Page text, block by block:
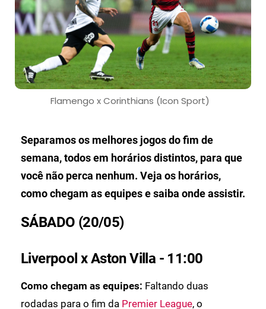
Flamengo x Corinthians (Icon Sport)
Separamos os melhores jogos do fim de
semana, todos em horários distintos, para que
você não perca nenhum. Veja os horários,
como chegam as equipes e saiba onde assistir.
SÁBADO (20/05)
Liverpool x Aston Villa - 11:00
Como chegam as equipes: Faltando duas
rodadas para o fim da Premier League, o